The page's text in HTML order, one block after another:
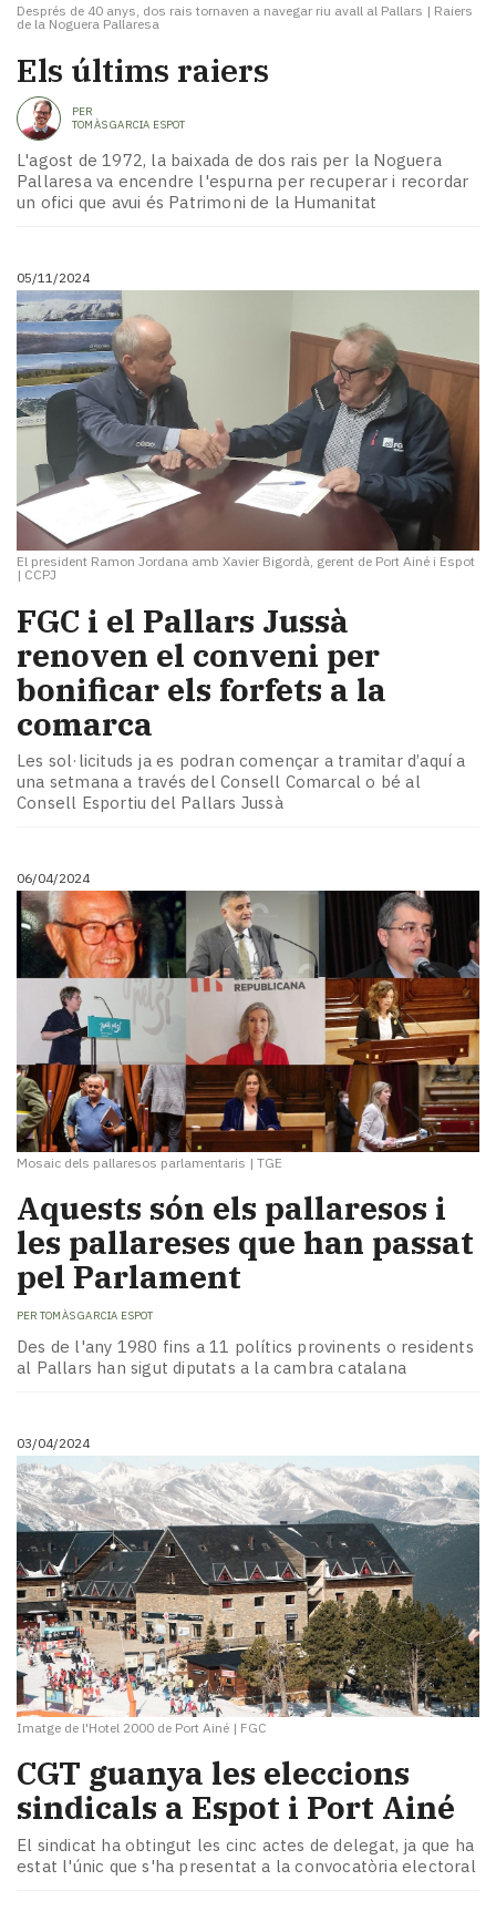
Després de 40 anys, dos rais tornaven a navegar riu avall al Pallars | Raiers
de la Noguera Pallaresa
Els últims raiers
PER
TOMÀS GARCIA ESPOT
L'agost de 1972, la baixada de dos rais per la Noguera
Pallaresa va encendre l'espurna per recuperar i recordar
un ofici que avui és Patrimoni de la Humanitat
05/11/2024
El president Ramon Jordana amb Xavier Bigordà, gerent de Port Ainé i Espot
| CCPJ
FGC i el Pallars Jussà
renoven el conveni per
bonificar els forfets a la
comarca
Les sol·licituds ja es podran començar a tramitar d’aquí a
una setmana a través del Consell Comarcal o bé al
Consell Esportiu del Pallars Jussà
06/04/2024
Mosaic dels pallaresos parlamentaris | TGE
Aquests són els pallaresos i
les pallareses que han passat
pel Parlament
PER TOMÀS GARCIA ESPOT
Des de l'any 1980 fins a 11 polítics provinents o residents
al Pallars han sigut diputats a la cambra catalana
03/04/2024
Imatge de l'Hotel 2000 de Port Ainé | FGC
CGT guanya les eleccions
sindicals a Espot i Port Ainé
El sindicat ha obtingut les cinc actes de delegat, ​​ja que ha
estat l'únic que s'ha presentat a la convocatòria electoral